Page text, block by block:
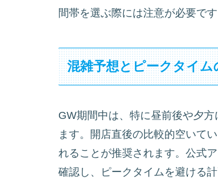
間帯を選ぶ際には注意が必要です
混雑予想とピークタイム
GW期間中は、特に昼前後や夕
ます。開店直後の比較的空いて
れることが推奨されます。公式
確認し、ピークタイムを避ける